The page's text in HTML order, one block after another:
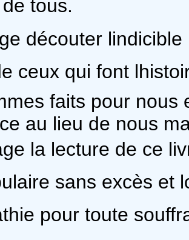
tous.
découter
ceux qui font
faits pour nous
au lieu de nous
la lecture de ce
sans excès et
pour toute